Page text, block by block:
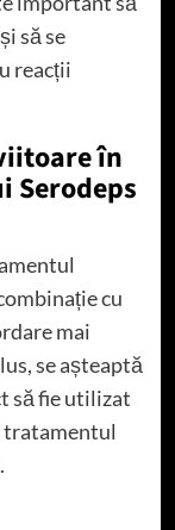
să se
reacții
în
Serodeps
cu
mai
se așteaptă
să fie utilizat
tratamentul